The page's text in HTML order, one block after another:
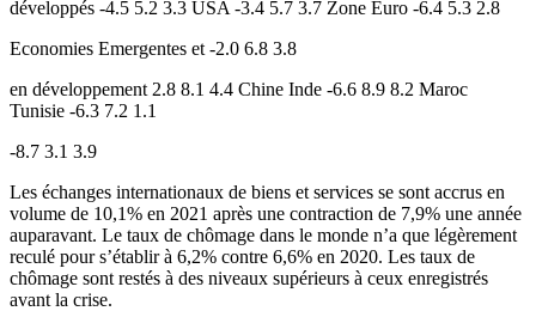
développés -4.5 5.2 3.3 USA -3.4 5.7 3.7 Zone Euro -6.4 5.3 2.8
Economies Emergentes et -2.0 6.8 3.8
en développement 2.8 8.1 4.4 Chine Inde -6.6 8.9 8.2 Maroc
Tunisie -6.3 7.2 1.1
-8.7 3.1 3.9
Les échanges internationaux de biens et services se sont accrus en
volume de 10,1% en 2021 après une contraction de 7,9% une année
auparavant. Le taux de chômage dans le monde n’a que légèrement
reculé pour s’établir à 6,2% contre 6,6% en 2020. Les taux de
chômage sont restés à des niveaux supérieurs à ceux enregistrés
avant la crise.